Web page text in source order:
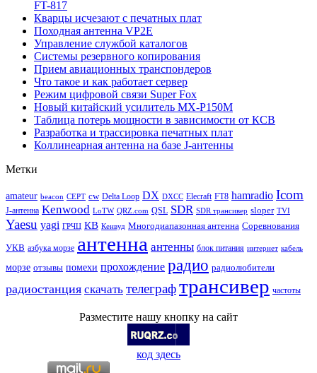
FT-817
Кварцы исчезают с печатных плат
Походная антенна VP2E
Управление службой каталогов
Системы резервного копирования
Прием авиационных транспондеров
Что такое и как работает сервер
Режим цифровой связи Super Fox
Новый китайский усилитель MX-P150M
Таблица потерь мощности в зависимости от КСВ
Разработка и трассировка печатных плат
Коллинеарная антенна на базе J-антенны
Метки
amateur beacon CEPT cw Delta Loop DX DXCC Elecraft FT8 hamradio Icom
J-антенна Kenwood LoTW QRZ.com QSL SDR SDR трансивер sloper TVI
Yaesu yagi ГРЧЦ КВ Кенвуд Многодиапазонная антенна Соревнования
УКВ азбука морзе антенна антенны блок питания интернет кабель
морзе отзывы помехи прохождение радио радиолюбители
радиостанция скачать телеграфтрансивер частоты
Разместите нашу кнопку на сайт
код здесь